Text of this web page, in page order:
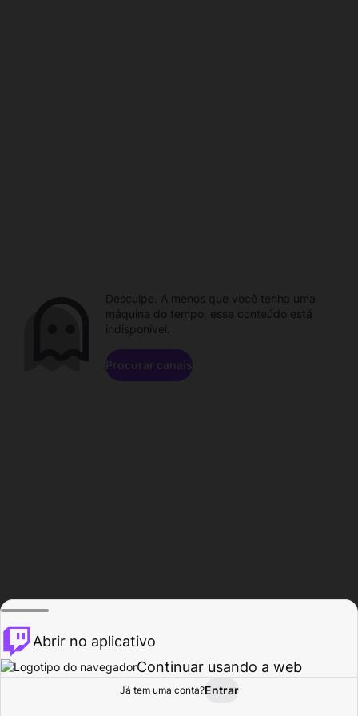
Procurar Atividade
Desculpe. A menos que você tenha uma
máquina do tempo, esse conteúdo está
indisponível.
Procurar canais
Abrir no aplicativo
Continuar usando a web
Já tem uma conta?Entrar